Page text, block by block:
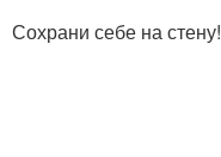
Сохрани себе на стену!